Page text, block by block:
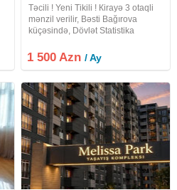
Təcili ! Yeni Tikili ! Кirayə 3 otaqli
mənzil verilir, Bəsti Bağırova
küçəsində, Dövlət Statistika
center və "Nizami" metrosu
yaxinliğinda. Mərtəbə: 18/13.
1 500 Azn/ Ay